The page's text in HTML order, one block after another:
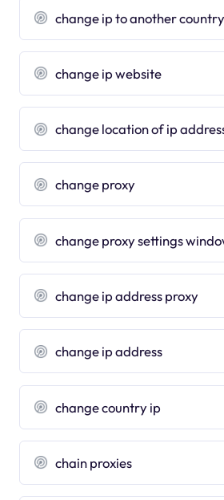
change ip to another country
change ip website
change location of ip
change proxy
change proxy settings
change ip address proxy
change ip address
change country ip
chain proxies